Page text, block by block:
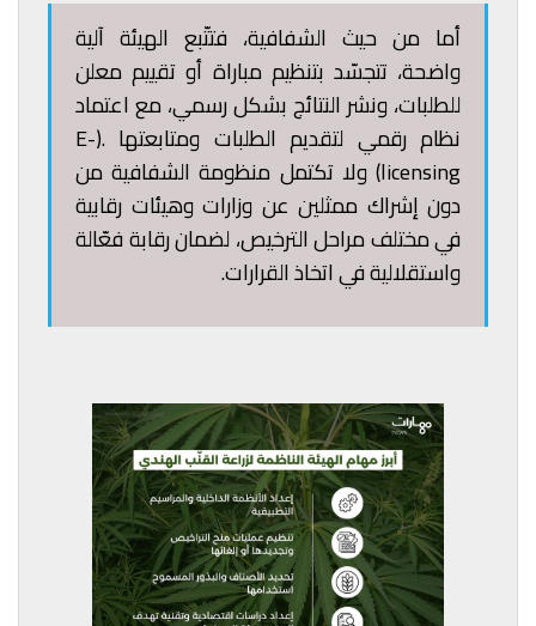
أما من حيث الشفافية، فتتّبع الهيئة آلية
واضحة، تتجسّد بتنظيم مباراة أو تقييم معلن
للطلبات، ونشر النتائج بشكل رسمي، مع اعتماد
نظام رقمي لتقديم الطلبات ومتابعتها .(E-
licensing) ولا تكتمل منظومة الشفافية من
دون إشراك ممثلين عن وزارات وهيئات رقابية
في مختلف مراحل الترخيص، لضمان رقابة فعّالة
واستقلالية في اتخاذ القرارات.